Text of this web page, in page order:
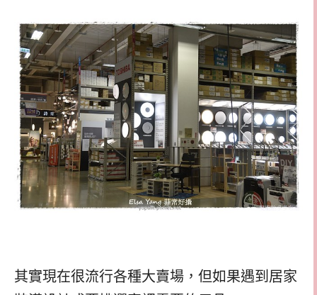
其實現在很流行各種大賣場，但如果遇到居家